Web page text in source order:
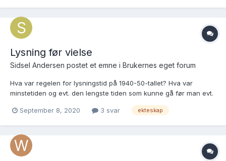
Lysning før vielse
Sidsel Andersen postet et emne i Brukernes eget forum
Hva var regelen for lysningstid på 1940-50-tallet? Hva var
minstetiden og evt. den lengste tiden som kunne gå før man evt.
gjelder det da kirkelige og borgelige vigsler under ett?
September 8, 2020 3 svar ekteskap